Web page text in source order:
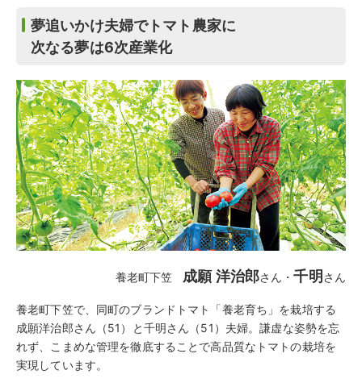
夢追いかけ夫婦でトマト農家に
次なる夢は6次産業化
養老町下笠 成願 洋治郎さん ・千明 さん
養老町下笠で、同町のブランドトマト「養老育ち」を栽培する
成願洋治郎さん（51）と千明さん（51）夫婦。謙虚な姿勢を忘
れず、こまめな管理を徹底することで高品質なトマトの栽培を
実現しています。